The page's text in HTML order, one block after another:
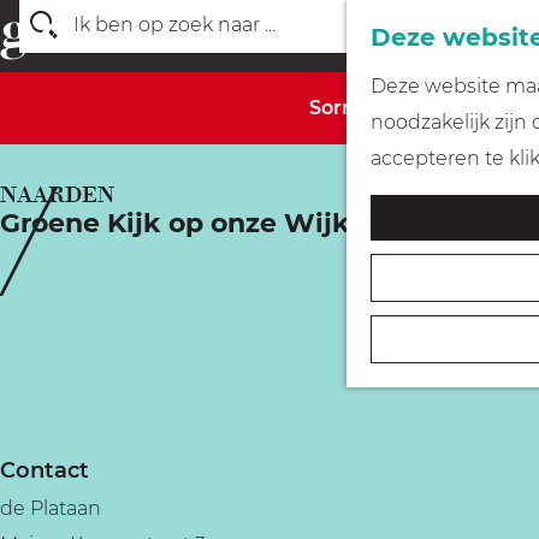
Deze
Deze website
noodzakelijk zijn
accepteren te
G
n
a
a
d
e
p
e
Sorry, deze activiteit
Groene Kijk op onze Wijk
NAARDEN
Contact
de Plataan